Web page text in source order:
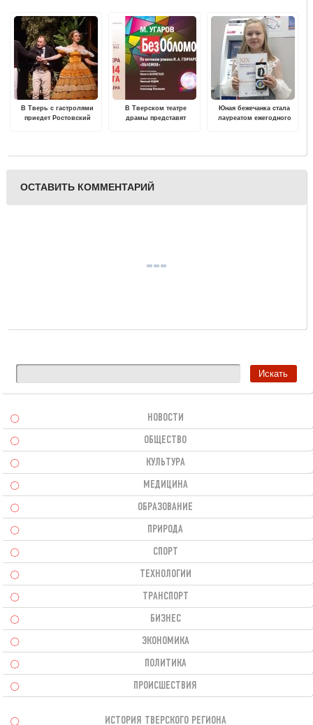
В Тверь с гастролями
приедет Ростовский
В Тверском театре
драмы представят
Юная бежечанка стала
лауреатом ежегодного
ОСТАВИТЬ КОММЕНТАРИЙ
НОВОСТИ
ОБЩЕСТВО
КУЛЬТУРА
МЕДИЦИНА
ОБРАЗОВАНИЕ
ПРИРОДА
СПОРТ
ТЕХНОЛОГИИ
ТРАНСПОРТ
БИЗНЕС
ЭКОНОМИКА
ПОЛИТИКА
ПРОИСШЕСТВИЯ
ИСТОРИЯ ТВЕРСКОГО РЕГИОНА